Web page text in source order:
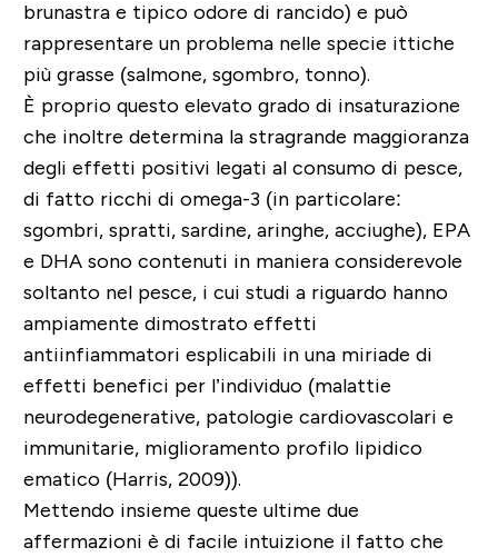
brunastra e tipico odore di rancido) e può
rappresentare un problema nelle specie ittiche
più grasse (salmone, sgombro, tonno).
È proprio questo elevato grado di insaturazione
che inoltre determina la stragrande maggioranza
degli effetti positivi legati al consumo di pesce,
di fatto ricchi di omega-3 (in particolare:
sgombri, spratti, sardine, aringhe, acciughe), EPA
e DHA sono contenuti in maniera considerevole
soltanto nel pesce, i cui studi a riguardo hanno
ampiamente dimostrato effetti
antiinfiammatori esplicabili in una miriade di
effetti benefici per l’individuo (malattie
neurodegenerative, patologie cardiovascolari e
immunitarie, miglioramento profilo lipidico
ematico (Harris, 2009)).
Mettendo insieme queste ultime due
affermazioni è di facile intuizione il fatto che